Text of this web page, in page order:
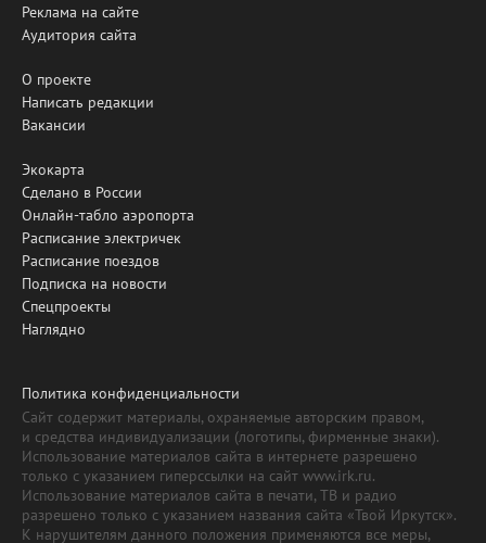
Реклама на сайте
Аудитория сайта
О проекте
Написать редакции
Вакансии
Экокарта
Сделано в России
Онлайн-табло аэропорта
Расписание электричек
Расписание поездов
Подписка на новости
Спецпроекты
Наглядно
Политика конфиденциальности
Сайт содержит материалы, охраняемые авторским правом,
и средства индивидуализации (логотипы, фирменные знаки).
Использование материалов сайта в интернете разрешено
только с указанием гиперссылки на сайт www.irk.ru.
Использование материалов сайта в печати, ТВ и радио
разрешено только с указанием названия сайта «Твой Иркутск».
К нарушителям данного положения применяются все меры,